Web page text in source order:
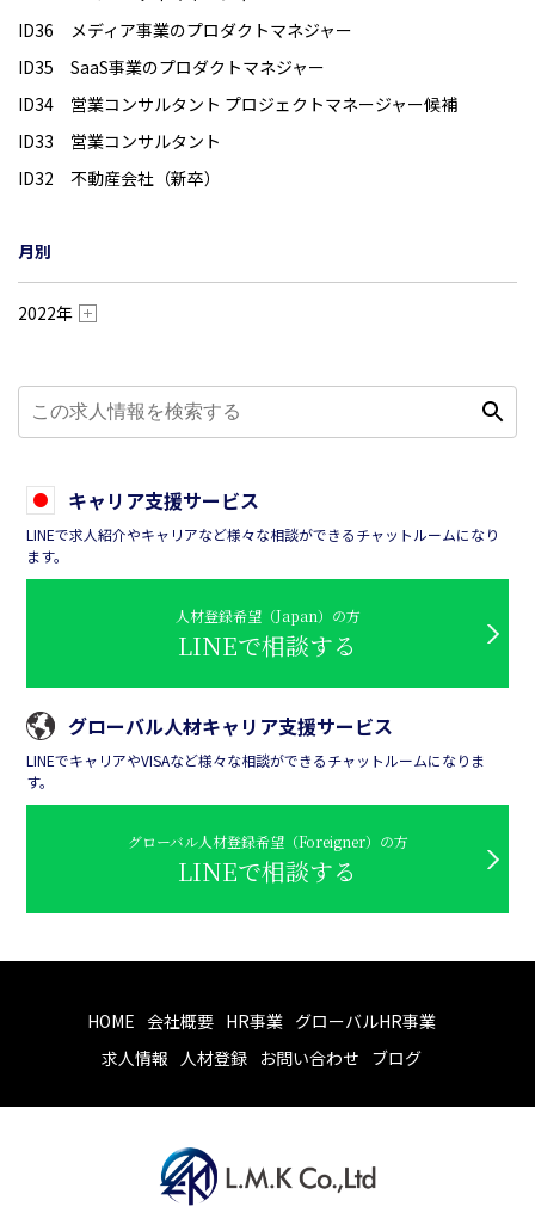
ID36 メディア事業のプロダクトマネジャー
ID35 SaaS事業のプロダクトマネジャー
ID34 営業コンサルタント プロジェクトマネージャー候補
ID33 営業コンサルタント
ID32 不動産会社（新卒）
月別
2022年
キャリア支援サービス
LINEで求人紹介やキャリアなど様々な相談ができるチャットルームになり
ます。
人材登録希望（Japan）の方
LINEで相談する
グローバル人材キャリア支援サービス
LINEでキャリアやVISAなど様々な相談ができるチャットルームになりま
す。
グローバル人材登録希望（Foreigner）の方
LINEで相談する
HOME 会社概要 HR事業 グローバルHR事業
求人情報 人材登録 お問い合わせ ブログ